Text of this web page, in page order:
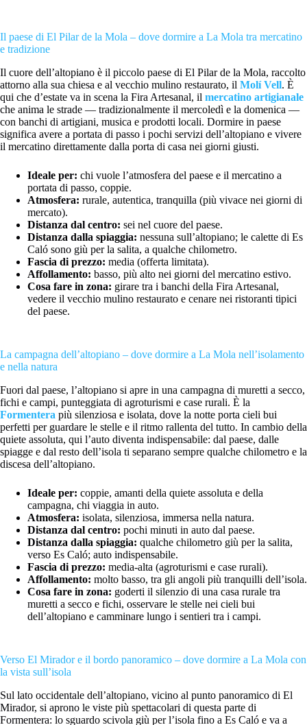
Il paese di El Pilar de la Mola – dove dormire a La Mola tra mercatino
e tradizione
Il cuore dell’altopiano è il piccolo paese di El Pilar de la Mola, raccolto
attorno alla sua chiesa e al vecchio mulino restaurato, il Molí Vell. È
qui che d’estate va in scena la Fira Artesanal, il mercatino artigianale
che anima le strade — tradizionalmente il mercoledì e la domenica —
con banchi di artigiani, musica e prodotti locali. Dormire in paese
significa avere a portata di passo i pochi servizi dell’altopiano e vivere
il mercatino direttamente dalla porta di casa nei giorni giusti.
Ideale per: chi vuole l’atmosfera del paese e il mercatino a
portata di passo, coppie.
Atmosfera: rurale, autentica, tranquilla (più vivace nei giorni di
mercato).
Distanza dal centro: sei nel cuore del paese.
Distanza dalla spiaggia: nessuna sull’altopiano; le calette di Es
Caló sono giù per la salita, a qualche chilometro.
Fascia di prezzo: media (offerta limitata).
Affollamento: basso, più alto nei giorni del mercatino estivo.
Cosa fare in zona: girare tra i banchi della Fira Artesanal,
vedere il vecchio mulino restaurato e cenare nei ristoranti tipici
del paese.
La campagna dell’altopiano – dove dormire a La Mola nell’isolamento
e nella natura
Fuori dal paese, l’altopiano si apre in una campagna di muretti a secco,
fichi e campi, punteggiata di agroturismi e case rurali. È la
Formentera più silenziosa e isolata, dove la notte porta cieli bui
perfetti per guardare le stelle e il ritmo rallenta del tutto. In cambio della
quiete assoluta, qui l’auto diventa indispensabile: dal paese, dalle
spiagge e dal resto dell’isola ti separano sempre qualche chilometro e la
discesa dell’altopiano.
Ideale per: coppie, amanti della quiete assoluta e della
campagna, chi viaggia in auto.
Atmosfera: isolata, silenziosa, immersa nella natura.
Distanza dal centro: pochi minuti in auto dal paese.
Distanza dalla spiaggia: qualche chilometro giù per la salita,
verso Es Caló; auto indispensabile.
Fascia di prezzo: media-alta (agroturismi e case rurali).
Affollamento: molto basso, tra gli angoli più tranquilli dell’isola.
Cosa fare in zona: goderti il silenzio di una casa rurale tra
muretti a secco e fichi, osservare le stelle nei cieli bui
dell’altopiano e camminare lungo i sentieri tra i campi.
Verso El Mirador e il bordo panoramico – dove dormire a La Mola con
la vista sull’isola
Sul lato occidentale dell’altopiano, vicino al punto panoramico di El
Mirador, si aprono le viste più spettacolari di questa parte di
Formentera: lo sguardo scivola giù per l’isola fino a Es Caló e va a